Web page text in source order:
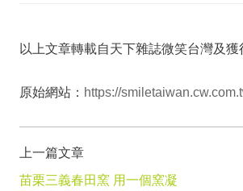
以上文章轉載自天下雜誌微笑台灣及
原始網站： https://
上一篇文章
苗栗三義春田窯 用一個窯凝